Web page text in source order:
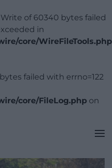
of 60340 bytes failed
in
core/WireFileTools.php
failed with errno=122
core/FileLog.php on